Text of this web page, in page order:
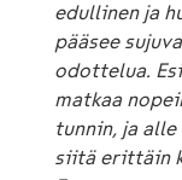
edullinen ja
pääsee
odottelua.
matkaa
tunnin, ja
siitä erittäin